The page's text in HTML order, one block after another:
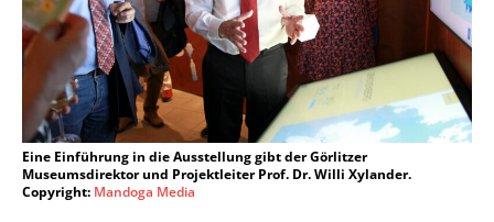
Eine Einführung in die Ausstellung gibt der Görlitzer
Museumsdirektor und Projektleiter Prof. Dr. Willi Xylander.
Copyright: Mandoga Media